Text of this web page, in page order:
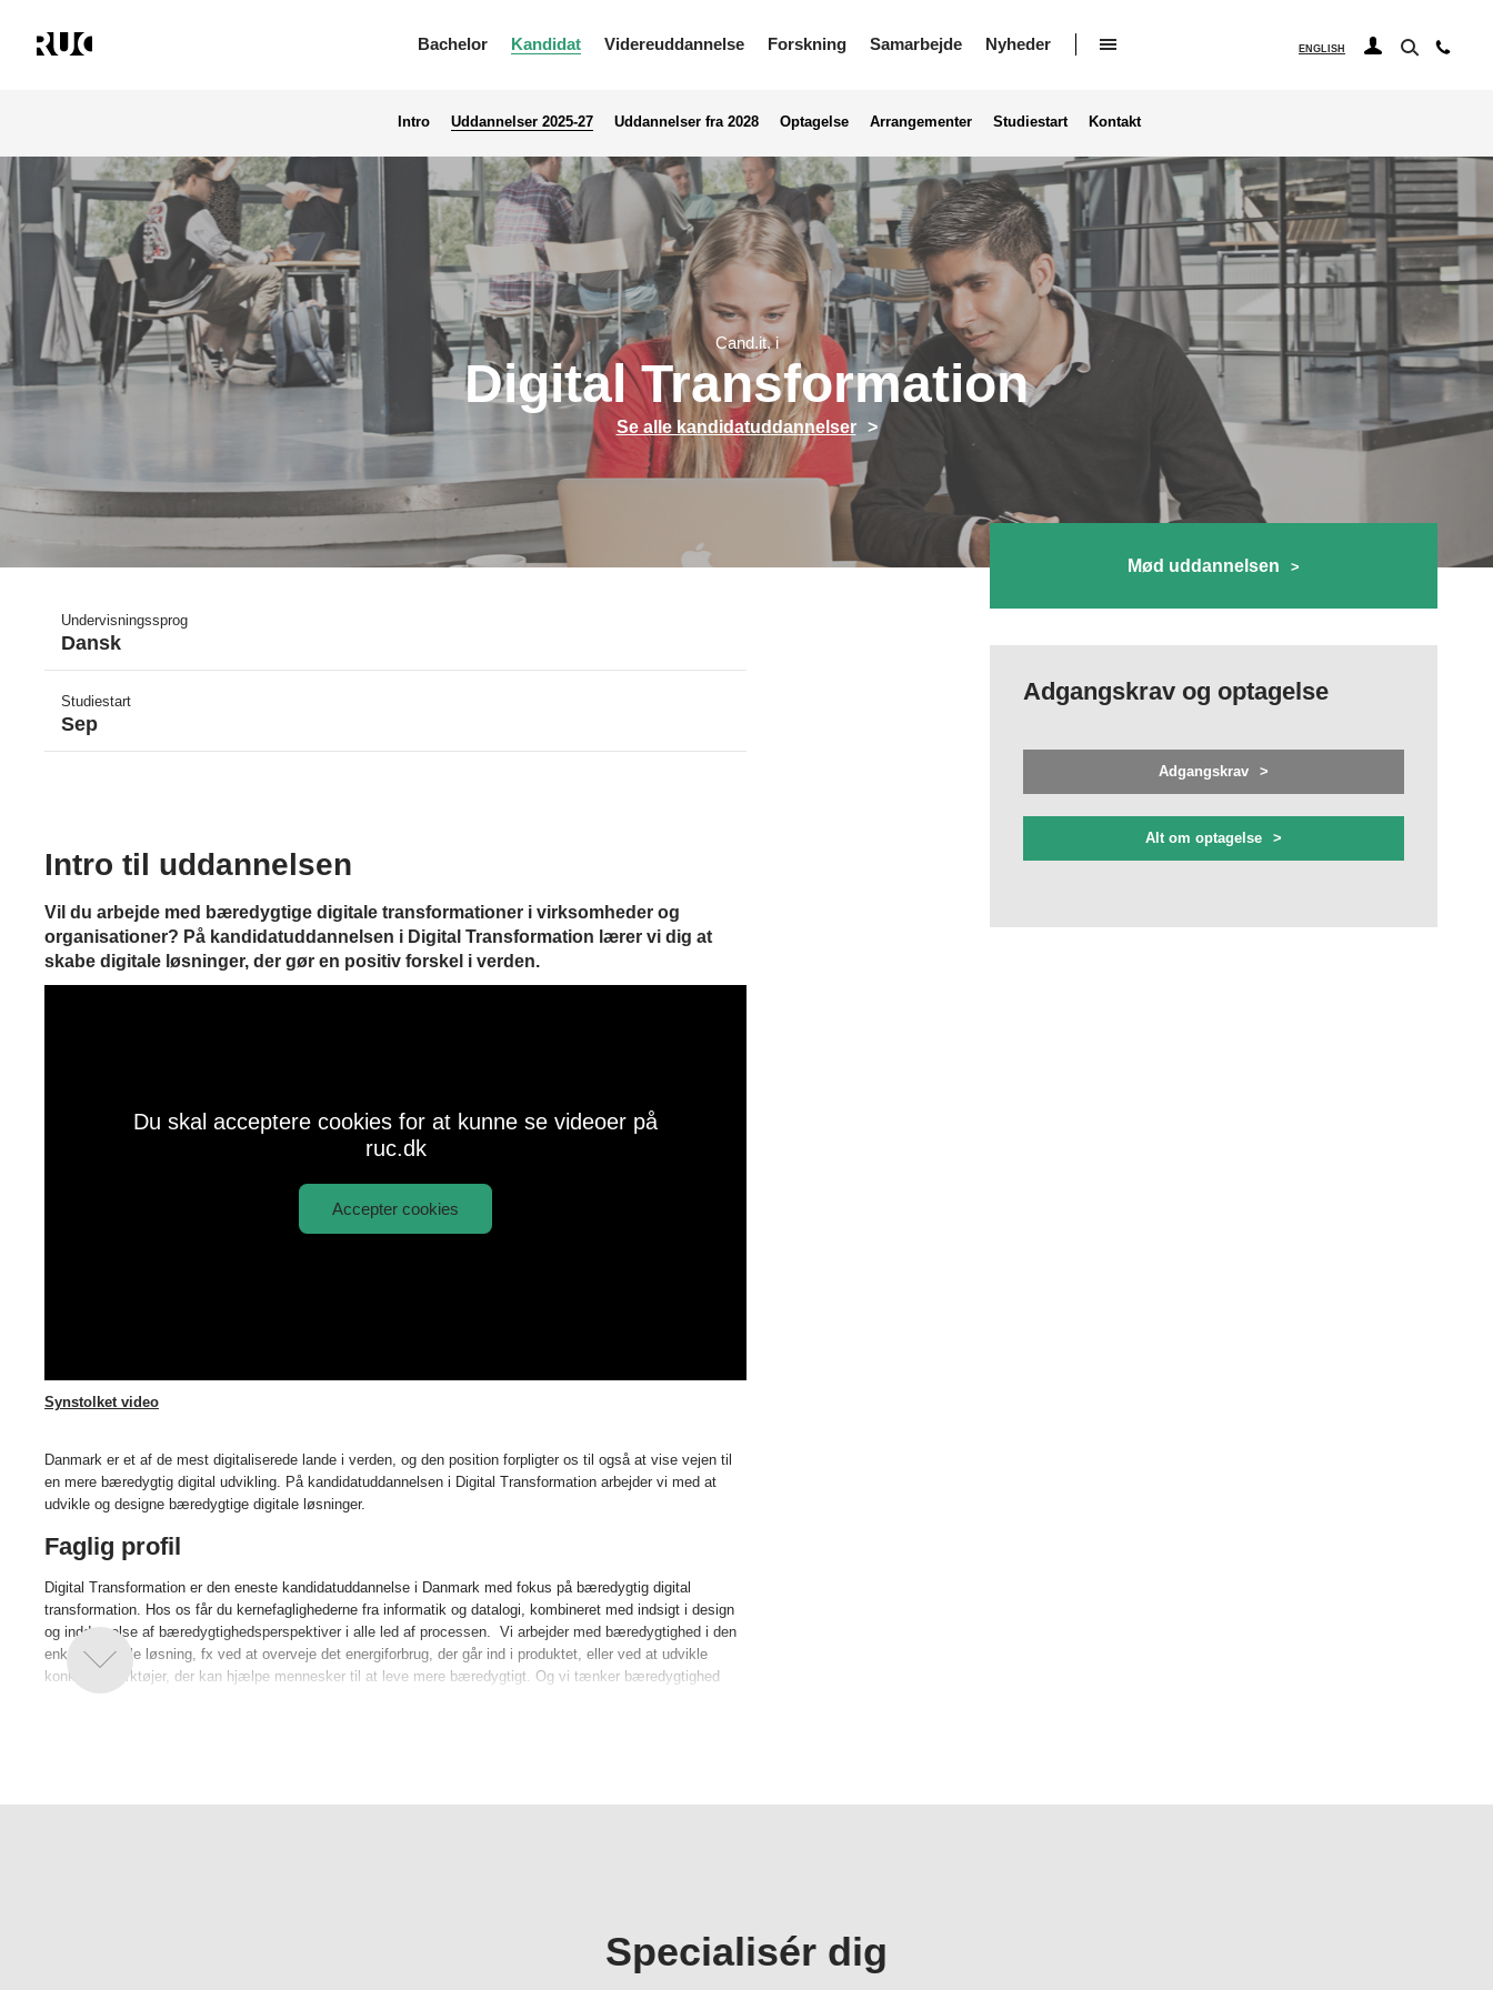
Gå
til
hovedindhold
Bachelor Kandidat Videreuddannelse Forskning Samarbejde Nyheder
Intro Uddannelser 2025-27 Uddannelser fra 2028 Optagelse Arrangementer Studiestart Kontakt
ENGLISH
Cand.it. i
Digital Transformation
Se alle kandidatuddannelser
Undervisningssprog
Dansk
Studiestart
Sep
Intro til uddannelsen
Vil du arbejde med bæredygtige digitale transformationer i virksomheder og
organisationer? På kandidatuddannelsen i Digital Transformation lærer vi dig at
skabe digitale løsninger, der gør en positiv forskel i verden.
Du skal acceptere cookies for at kunne se videoer på
ruc.dk
Accepter cookies
Synstolket video
Danmark er et af de mest digitaliserede lande i verden, og den position forpligter os til også at vise vejen til
en mere bæredygtig digital udvikling. På kandidatuddannelsen i Digital Transformation arbejder vi med at
udvikle og designe bæredygtige digitale løsninger.
Faglig profil
Digital Transformation er den eneste kandidatuddannelse i Danmark med fokus på bæredygtig digital
transformation. Hos os får du kernefaglighederne fra informatik og datalogi, kombineret med indsigt i design
og inddragelse af bæredygtighedsperspektiver i alle led af processen. Vi arbejder med bæredygtighed i den
enkelte digitale løsning, fx ved at overveje det energiforbrug, der går ind i produktet, eller ved at udvikle
konkrete værktøjer, der kan hjælpe mennesker til at leve mere bæredygtigt. Og vi tænker bæredygtighed
som et bredere princip i produktionsprocessen, hvor vi arbejder med at genbruge processer, ideer og
forskningsbaserede design- og udviklingsmetoder og med klassiske og agile metoder, blandt andet rapid
kan du inddrage elementer fra begge specialiseringer og på den måde udvikle din egen profil.
Mød uddannelsen
Adgangskrav og optagelse
Adgangskrav
Alt om optagelse
Specialisér dig